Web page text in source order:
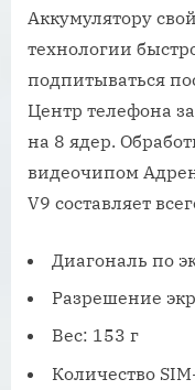
Аккумулятору
технологии
подпитываться
Центр телефона
на 8 ядер.
видеочипом
V9 составляет
Диагональ по
Разрешение
Вес: 153 г
Количество